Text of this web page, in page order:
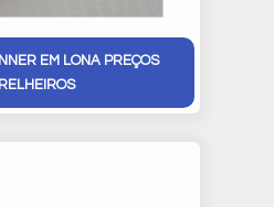
EM LONA PREÇOS